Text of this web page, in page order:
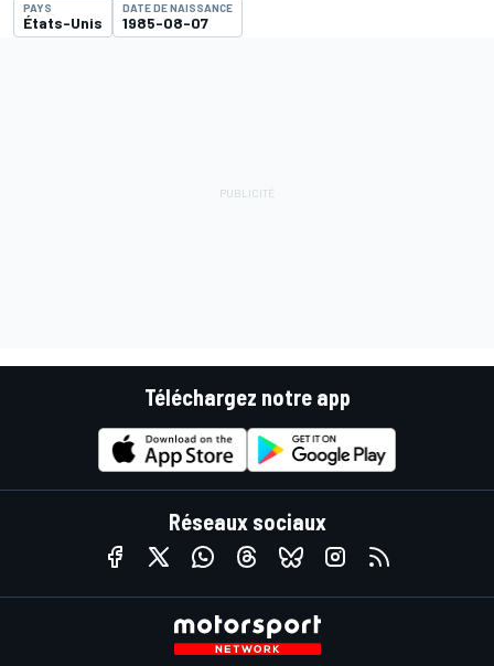
PAYS
États-Unis
DATE DE NAISSANCE
1985-08-07
Téléchargez notre app
Réseaux sociaux